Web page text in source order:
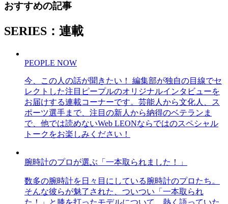
おすすめの記事
SERIES：連載
PEOPLE NOW
今、この人の話が聞きたい！ 編集部が独自の目線でセ
レクトした注目ピープルのオリジナルインタビューを
お届けする連載コーナーです。芸能人から文化人、ス
ポーツ選手まで、注目の新人から納得のベテランま
で、他では読めないWeb LEONならではのスペシャル
トークをお楽しみください！
腕時計のプロが選ぶ「一本取られました！」
数多の腕時計を日々目にしている腕時計のプロたち。
そんな彼らが魅了された、ついつい「一本取られ
た！」と膝を打ったモデルについて、熱く語っていた